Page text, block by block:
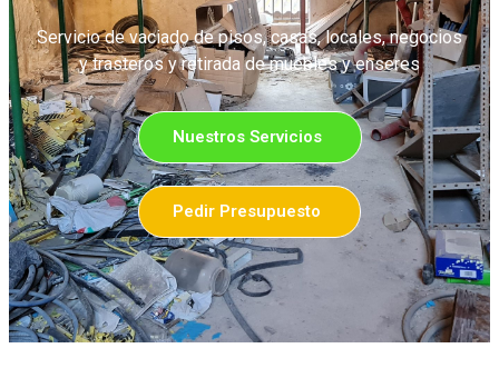
Servicio de vaciado de pisos, casas, locales, negocios
y trasteros y retirada de muebles y enseres
Nuestros Servicios
Pedir Presupuesto